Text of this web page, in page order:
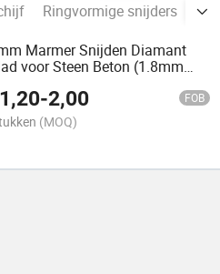
Ringvormige snijders
Marmer Snijden Diamant
voor Steen Beton (1.8mm
1,20-2,00 FOB
(MOQ)